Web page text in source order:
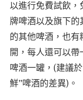
以進行免費試飲，
牌啤酒以及旗下
的其他啤酒，也有
開，每人還可以
啤酒一罐，(建議
鮮”啤酒的差異)。